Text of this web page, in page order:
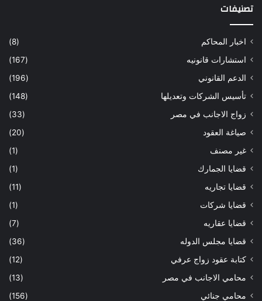
تصنيفات
اخبار المحاكم
(8)
استشارات قانونيه
(167)
الدعم القانوني
(196)
تأسيس الشركات وتعديلها
(148)
زواج الاجانب في مصر
(33)
صياغة العقود
(20)
غير مصنف
(1)
قضايا الجمارك
(1)
قضايا تجاريه
(11)
قضايا شركات
(1)
قضايا عقاريه
(7)
قضايا مجلس الدوله
(36)
كتابة عقود زواج عرفي
(12)
محامي الاجانب في مصر
(13)
محامي جنائي
(156)